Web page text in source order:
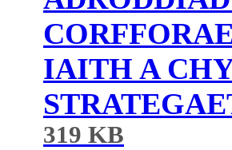
IAITH A
319 KB